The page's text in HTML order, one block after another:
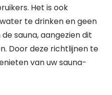
Het is ook
te drinken en geen
sauna, aangezien dit
Door deze richtlijnen te
van uw sauna-